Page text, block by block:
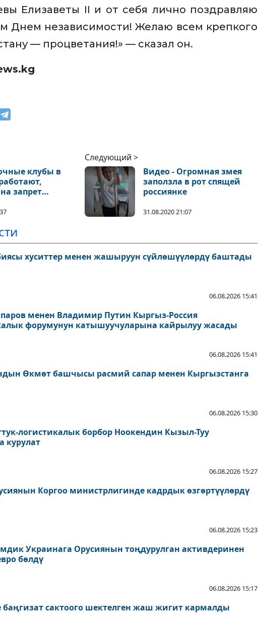
Елизаветы II и от себя лично поздравляю
Днем независимости! Желаю всем крепкого
— процветания!» — сказал он.
клубы в
запрет
Следующий >
Видео - Огромная змея
заползла в рот спящей
россиянке
31.08.2020 21:07
хуситтер менен жашыруун сүйлөшүүлөрдү баштады
06.08.2026 15:41
менен Владимир Путин Кыргыз-Россия
форумунун катышуучуларына кайрылуу жасады
06.08.2026 15:41
Өкмөт башчысы расмий сапар менен Кыргызстанга
06.08.2026 15:30
логистикалык борбор Ноокендин Кызыл-Туу
курулат
06.08.2026 15:27
Коргоо министрлигинде кадрдык өзгөртүүлөрдү
06.08.2026 15:23
Украинага Орусиянын тоңдурулган активдеринен
бөлдү
06.08.2026 15:17
баңгизат сактоого шектелген жаш жигит кармалды